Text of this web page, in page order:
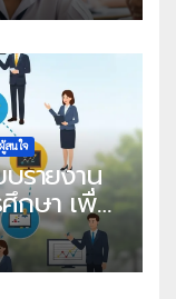
สนใจ
รายงาน
กษา เพื่อ